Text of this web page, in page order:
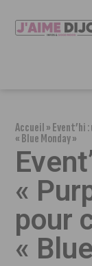
Accueil»Event’hi
« Blue Monday »
«
pour
«